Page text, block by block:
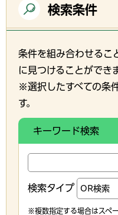
検索条件
条件を組み合わせるこ
に見つけることができ
※選択したすべての条
す。
キーワード検索
検索タイプ
※複数指定する場合はスペ